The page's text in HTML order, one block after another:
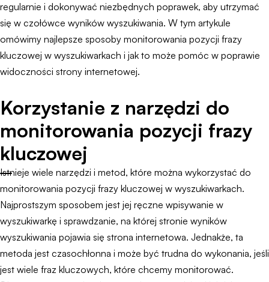
regularnie i dokonywać niezbędnych poprawek, aby utrzymać
się w czołówce wyników wyszukiwania. W tym artykule
omówimy najlepsze sposoby monitorowania pozycji frazy
kluczowej w wyszukiwarkach i jak to może pomóc w poprawie
widoczności strony internetowej.
Korzystanie z narzędzi do
monitorowania pozycji frazy
kluczowej
Istnieje wiele narzędzi i metod, które można wykorzystać do
monitorowania pozycji frazy kluczowej w wyszukiwarkach.
Najprostszym sposobem jest jej ręczne wpisywanie w
wyszukiwarkę i sprawdzanie, na której stronie wyników
wyszukiwania pojawia się strona internetowa. Jednakże, ta
metoda jest czasochłonna i może być trudna do wykonania, jeśli
jest wiele fraz kluczowych, które chcemy monitorować.